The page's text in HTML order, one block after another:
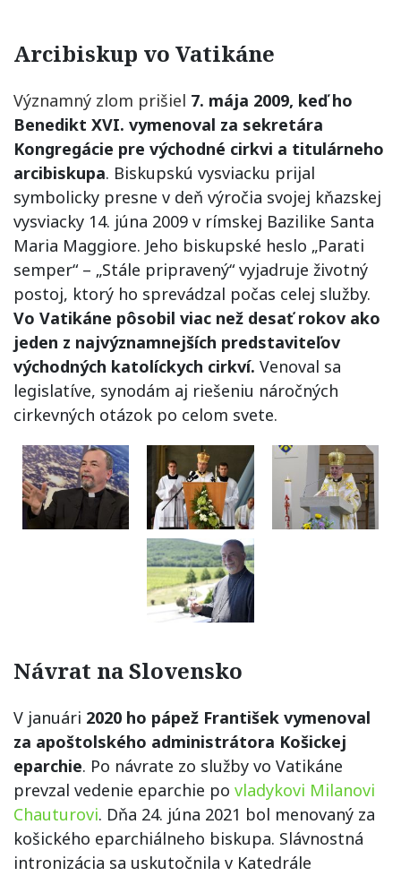
Arcibiskup vo Vatikáne
Významný zlom prišiel 7. mája 2009, keď ho
Benedikt XVI. vymenoval za sekretára
Kongregácie pre východné cirkvi a titulárneho
arcibiskupa. Biskupskú vysviacku prijal
symbolicky presne v deň výročia svojej kňazskej
vysviacky 14. júna 2009 v rímskej Bazilike Santa
Maria Maggiore. Jeho biskupské heslo „Parati
semper“ – „Stále pripravený“ vyjadruje životný
postoj, ktorý ho sprevádzal počas celej služby.
Vo Vatikáne pôsobil viac než desať rokov ako
jeden z najvýznamnejších predstaviteľov
východných katolíckych cirkví. Venoval sa
legislatíve, synodám aj riešeniu náročných
cirkevných otázok po celom svete.
Návrat na Slovensko
V januári 2020 ho pápež František vymenoval
za apoštolského administrátora Košickej
eparchie. Po návrate zo služby vo Vatikáne
prevzal vedenie eparchie po vladykovi Milanovi
Chauturovi. Dňa 24. júna 2021 bol menovaný za
košického eparchiálneho biskupa. Slávnostná
intronizácia sa uskutočnila v Katedrále